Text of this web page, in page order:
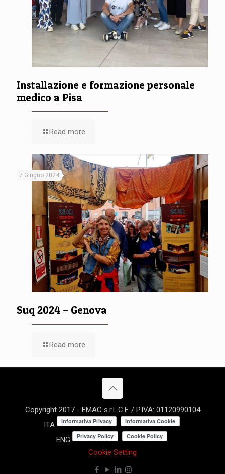
Installazione e formazione personale
medico a Pisa
Read more
7 Giugno 2024
Suq 2024 – Genova
Read more
Copyright 2017 - EMAC s.r.l. C.F. / P.IVA: 01120990104
ITA
ENG
Cookie Setting